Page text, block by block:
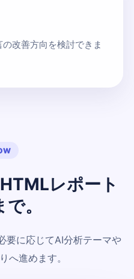
改善方向を検討できま
レポート
。
要に応じてAI分析テーマや
へ進めます。